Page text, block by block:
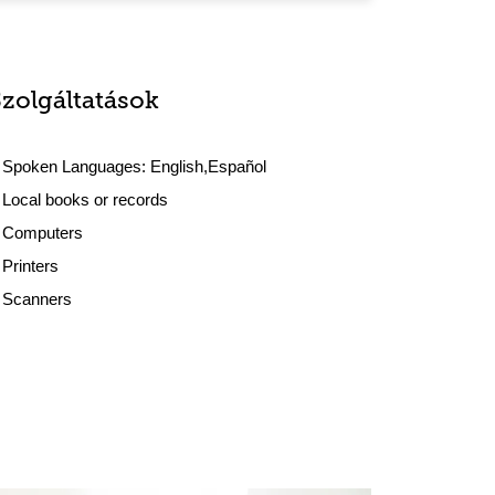
Spoken Languages: English,Español
Local books or records
Computers
Printers
Scanners